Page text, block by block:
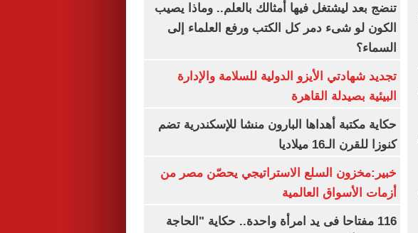
تنضج بعد ليشتغل فيها أمثالك بالعلم.. وماذا يصيب
الكون لو شىء دمر كل الكتب ورفع العلماء إلى
السماء؟
تجديد شهادتي الأيزو الدولية للسلامة والإدارة
البيئية بصيدلة القاهرة
حكاية مكتبة أهداها البارون منشا للإسكندرية تضم
كنوزا للقرن الـ16 ميلاديا
خبير:مخزون السلع الاستراتيجي يحصّن مصر من
أزمات الأسواق العالمية
116 مفتاحا فى يد امرأة واحدة.. حكاية "الحاجة